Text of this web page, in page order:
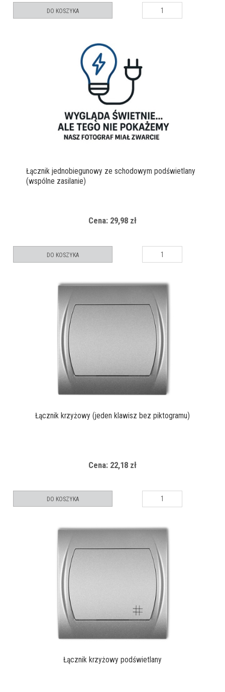
DO KOSZYKA
Łącznik jednobiegunowy ze schodowym podświetlany
(wspólne zasilanie)
Cena: 29,98 zł
DO KOSZYKA
Łącznik krzyżowy (jeden klawisz bez piktogramu)
Cena: 22,18 zł
DO KOSZYKA
Łącznik krzyżowy podświetlany